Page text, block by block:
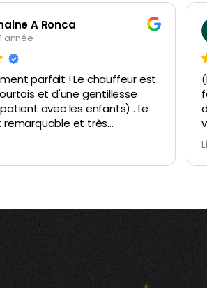
Puyo
année
que jamais) En octobre j'ai
service Vtc pour un trajet
le matin. C'était
Mounsef est très
,
prix vraiment abordables !